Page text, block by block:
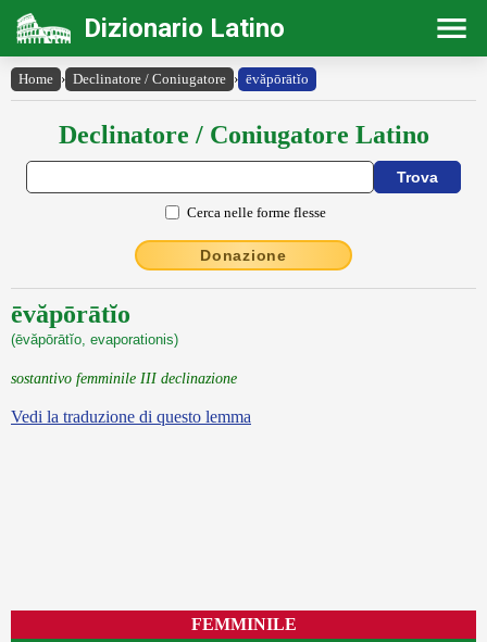
Dizionario Latino
Home › Declinatore / Coniugatore › ēvăpōrātĭo
Declinatore / Coniugatore Latino
Cerca nelle forme flesse
Donazione
ēvăpōrātĭo
(ēvăpōrātĭo, evaporationis)
sostantivo femminile III declinazione
Vedi la traduzione di questo lemma
FEMMINILE